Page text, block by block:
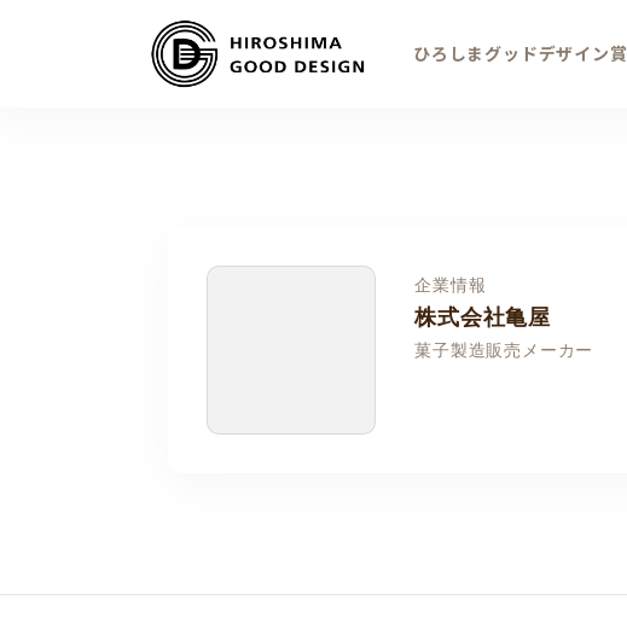
ひろしまグッドデザイン賞
企業情報
株式会社亀屋
菓子製造販売メーカー